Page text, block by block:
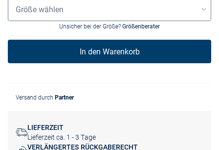
Größe wählen
Unsicher bei der Größe? Größenberater
In den Warenkorb
Versand durch Partner
LIEFERZEIT
Lieferzeit ca. 1 - 3 Tage
VERLÄNGERTES RÜCKGABERECHT